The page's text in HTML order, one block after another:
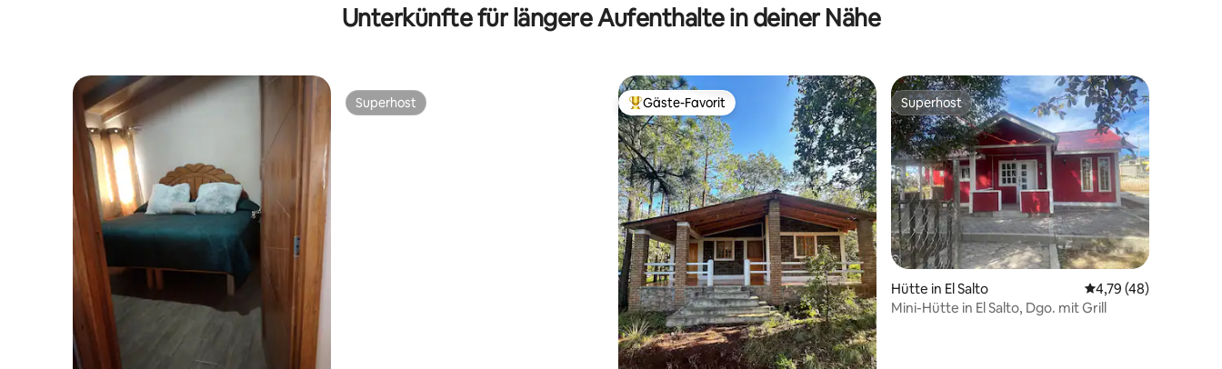
Unterkünfte für längere Aufenthalte in deiner Nähe
Superhost
Superhost Beliebter Gäste-Favorit.
Gäste-Favorit Superhost
Superhost
Hütte in El Salto Durchschnittliche
4,79 (48)
Mini-Hütte in El Salto, Dgo. mit Grill